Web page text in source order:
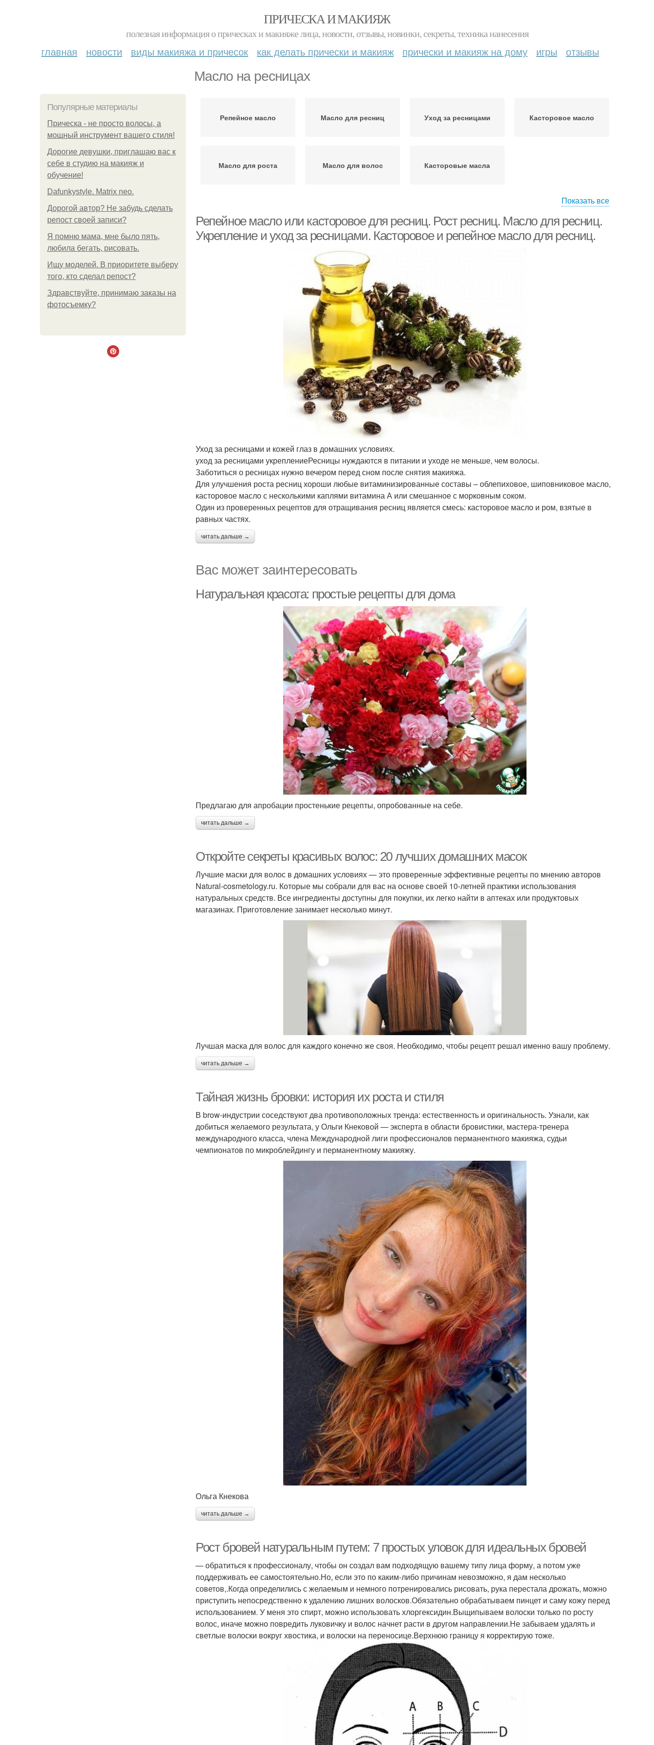
ПРИЧЕСКА И МАКИЯЖ
полезная информация о прическах и макияже лица, новости, отзывы, новинки, секреты, техника нанесения
главная новости виды макияжа и причесок как делать прически и макияж прически и макияж на дому игры отзывы
Масло на ресницах
Популярные материалы
Прическа - не просто волосы, а
мощный инструмент вашего стиля!
Дорогие девушки, приглашаю вас к
себе в студию на макияж и
обучение!
Dafunkystyle. Matrix neo.
Дорогой автор? Не забудь сделать
репост своей записи?
Я помню мама, мне было пять,
любила бегать, рисовать.
Ищу моделей. В приоритете выберу
того, кто сделал репост?
Здравствуйте, принимаю заказы на
фотосъемку?
Репейное масло Масло для ресниц Уход за ресницами Касторовое масло
Масло для роста Масло для волос Касторовые масла
Показать все
Репейное масло или касторовое для ресниц. Рост ресниц. Масло для ресниц.
Укрепление и уход за ресницами. Касторовое и репейное масло для ресниц.
Уход за ресницами и кожей глаз в домашних условиях.
уход за ресницами укреплениеРесницы нуждаются в питании и уходе не меньше, чем волосы.
Заботиться о ресницах нужно вечером перед сном после снятия макияжа.
Для улучшения роста ресниц хороши любые витаминизированные составы – облепиховое, шиповниковое масло,
касторовое масло с несколькими каплями витамина А или смешанное с морковным соком.
Один из проверенных рецептов для отращивания ресниц является смесь: касторовое масло и ром, взятые в
равных частях.
читать дальше →
Вас может заинтересовать
Натуральная красота: простые рецепты для дома
Предлагаю для апробации простенькие рецепты, опробованные на себе.
читать дальше →
Откройте секреты красивых волос: 20 лучших домашних масок
Лучшие маски для волос в домашних условиях — это проверенные эффективные рецепты по мнению авторов
Natural-cosmetology.ru. Которые мы собрали для вас на основе своей 10-летней практики использования
натуральных средств. Все ингредиенты доступны для покупки, их легко найти в аптеках или продуктовых
магазинах. Приготовление занимает несколько минут.
Лучшая маска для волос для каждого конечно же своя. Необходимо, чтобы рецепт решал именно вашу проблему.
читать дальше →
Тайная жизнь бровки: история их роста и стиля
В brow-индустрии соседствуют два противоположных тренда: естественность и оригинальность. Узнали, как
добиться желаемого результата, у Ольги Кнековой — эксперта в области бровистики, мастера-тренера
международного класса, члена Международной лиги профессионалов перманентного макияжа, судьи
чемпионатов по микроблейдингу и перманентному макияжу.
Ольга Кнекова
читать дальше →
Рост бровей натуральным путем: 7 простых уловок для идеальных бровей
— обратиться к профессионалу, чтобы он создал вам подходящую вашему типу лица форму, а потом уже
поддерживать ее самостоятельно.Но, если это по каким-либо причинам невозможно, я дам несколько
советов,.Когда определились с желаемым и немного потренировались рисовать, рука перестала дрожать, можно
приступить непосредственно к удалению лишних волосков.Обязательно обрабатываем пинцет и саму кожу перед
использованием. У меня это спирт, можно использовать хлоргексидин.Выщипываем волоски только по росту
волос, иначе можно повредить луковичку и волос начнет расти в другом направлении.Не забываем удалять и
светлые волоски вокруг хвостика, и волоски на переносице.Верхнюю границу я корректирую тоже.